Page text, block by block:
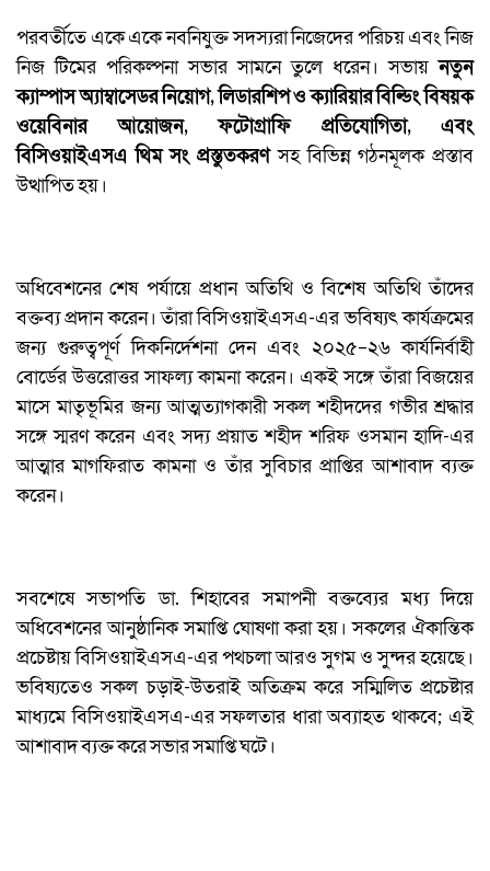
পরবর্তীতে একে একে নবনিযুক্ত সদস্যরা নিজেদের পরিচয় এবং নিজ
নিজ টিমের পরিকল্পনা সভার সামনে তুলে ধরেন। সভায়নতুন
ক্যাম্পাস অ্যাম্বাসেডর নিয়োগ, লিডারশিপ ও ক্যারিয়ার বিল্ডিং বিষয়ক
ওয়েবিনার আয়োজন, ফটোগ্রাফি প্রতিযোগিতা, এবং
বিসিওয়াইএসএ থিম সং প্রস্তুতকরণসহ বিভিন্ন গঠনমূলক প্রস্তাব
উত্থাপিত হয়।
অধিবেশনের শেষ পর্যায়ে প্রধান অতিথি ও বিশেষ অতিথি তাঁদের
বক্তব্য প্রদান করেন। তাঁরা বিসিওয়াইএসএ-এর ভবিষ্যৎ কার্যক্রমের
জন্য গুরুত্বপূর্ণ দিকনির্দেশনা দেন এবং ২০২৫–২৬ কার্যনির্বাহী
বোর্ডের উত্তরোত্তর সাফল্য কামনা করেন। একই সঙ্গে তাঁরা বিজয়ের
মাসে মাতৃভূমির জন্য আত্মত্যাগকারী সকল শহীদদের গভীর শ্রদ্ধার
সঙ্গে স্মরণ করেন এবং সদ্য প্রয়াত শহীদ শরিফ ওসমান হাদি-এর
আত্মার মাগফিরাত কামনা ও তাঁর সুবিচার প্রাপ্তির আশাবাদ ব্যক্ত
করেন।
সবশেষে সভাপতি ডা. শিহাবের সমাপনী বক্তব্যের মধ্য দিয়ে
অধিবেশনের আনুষ্ঠানিক সমাপ্তি ঘোষণা করা হয়। সকলের ঐকান্তিক
প্রচেষ্টায় বিসিওয়াইএসএ-এর পথচলা আরও সুগম ও সুন্দর হয়েছে।
ভবিষ্যতেও সকল চড়াই-উতরাই অতিক্রম করে সম্মিলিত প্রচেষ্টার
মাধ্যমে বিসিওয়াইএসএ-এর সফলতার ধারা অব্যাহত থাকবে; এই
আশাবাদ ব্যক্ত করে সভার সমাপ্তি ঘটে।